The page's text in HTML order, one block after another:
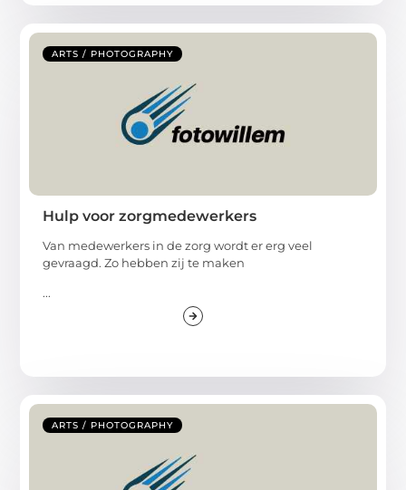
ARTS / PHOTOGRAPHY
Hulp voor zorgmedewerkers
Van medewerkers in de zorg wordt er erg veel
gevraagd. Zo hebben zij te maken
...
ARTS / PHOTOGRAPHY